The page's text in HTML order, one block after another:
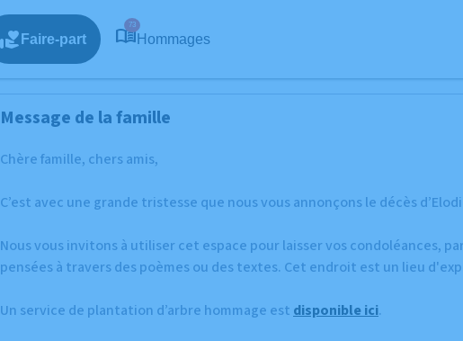
Faire-part
73
Hommages
Message de la famille
Chère famille, chers amis,
C’est avec une grande tristesse que nous vous annonçons le décès
Nous vous invitons à utiliser cet espace pour laisser vos condoléances,
pensées à travers des poèmes ou des textes. Cet endroit est un lieu
Un service de plantation d’arbre hommage est disponible ici.